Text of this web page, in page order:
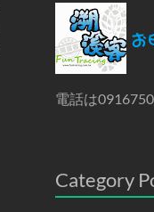
電話は
Category